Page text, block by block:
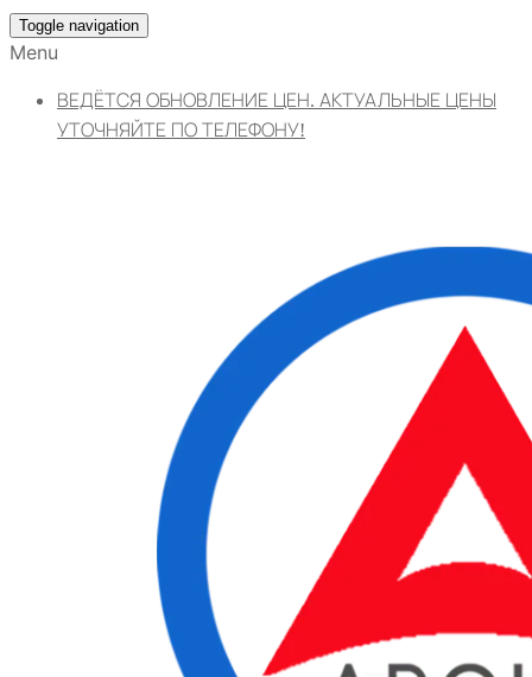
Toggle navigation
Menu
ВЕДЁТСЯ ОБНОВЛЕНИЕ ЦЕН. АКТУАЛЬНЫЕ ЦЕНЫ
УТОЧНЯЙТЕ ПО ТЕЛЕФОНУ!